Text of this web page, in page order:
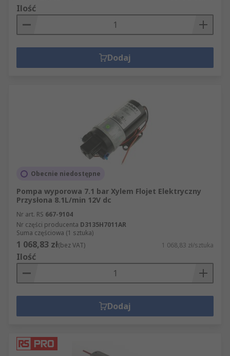
Ilość
Dodaj
Obecnie niedostępne
Pompa wyporowa 7.1 bar Xylem Flojet Elektryczny
Przysłona 8.1L/min 12V dc
Nr art. RS 667-9104
Nr części producenta D3135H7011AR
Suma częściowa (1 sztuka)
1 068,83 zł(bez VAT) 1 068,83 zł/sztuka
Ilość
Dodaj